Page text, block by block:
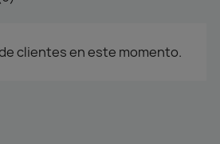
clientes en este momento.